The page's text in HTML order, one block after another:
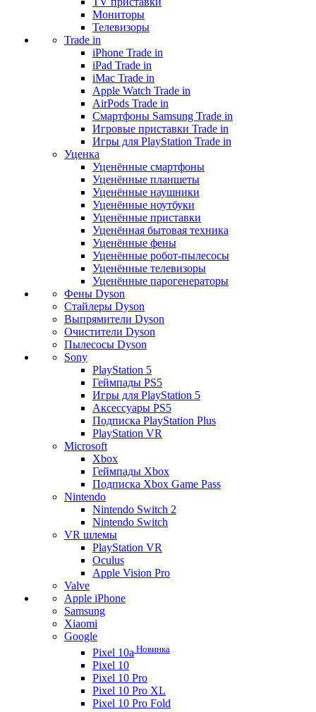
Мониторы
Телевизоры
Trade in
iPhone Trade in
iPad Trade in
iMac Trade in
Apple Watch Trade in
AirPods Trade in
Смартфоны Samsung Trade in
Игровые приставки Trade in
Игры для PlayStation Trade in
Уценка
Уценённые смартфоны
Уценённые планшеты
Уценённые наушники
Уценённые ноутбуки
Уценённые приставки
Уценённая бытовая техника
Уценённые фены
Уценённые робот-пылесосы
Уценённые телевизоры
Уценённые парогенераторы
Фены Dyson
Стайлеры Dyson
Выпрямители Dyson
Очистители Dyson
Пылесосы Dyson
Sony
PlayStation 5
Геймпады PS5
Игры для PlayStation 5
Аксессуары PS5
Подписка PlayStation Plus
PlayStation VR
Microsoft
Xbox
Геймпады Xbox
Подписка Xbox Game Pass
Nintendo
Nintendo Switch 2
Nintendo Switch
VR шлемы
PlayStation VR
Oculus
Apple Vision Pro
Valve
Apple iPhone
Samsung
Xiaomi
Google
Pixel 10a Новинка
Pixel 10
Pixel 10 Pro
Pixel 10 Pro XL
Pixel 10 Pro Fold